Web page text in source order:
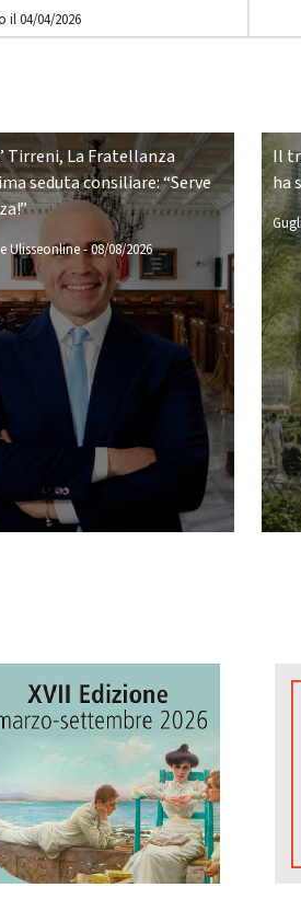
il 04/04/2026
Tirreni, La Fratellanza
seduta consiliare: “Serve
Ulisseonline-08/08/2026
Il
ha